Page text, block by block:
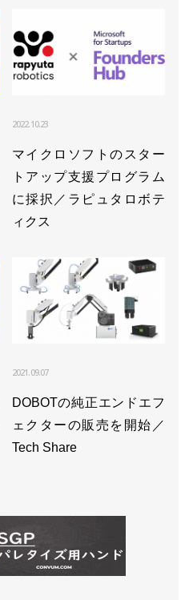
2022.10.23
マイクロソフトのスター
トアップ支援プログラム
に採択／ラピュタロボテ
ィクス
2021.09.07
DOBOTの純正エンドエフ
ェクターの販売を開始／
Tech Share